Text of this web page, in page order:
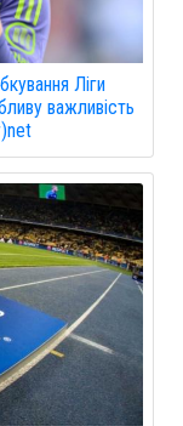
Ліги
важливість